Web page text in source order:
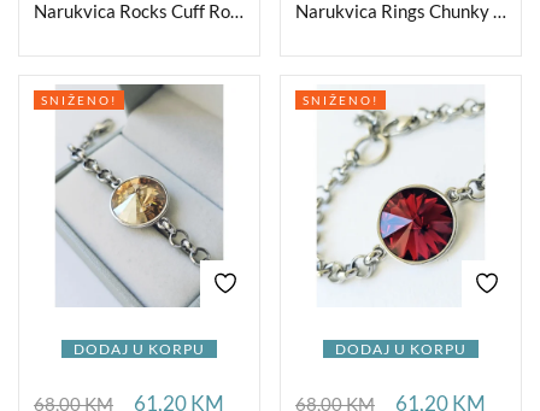
Narukvica Rocks Cuff Rose Water Opal Narukvica Rings Chunky Vitraž
DODAJ U KORPU
SNIŽENO!
68,00KM 61,20KM
DODAJ U KORPU
SNIŽENO!
68,00KM 61,20KM